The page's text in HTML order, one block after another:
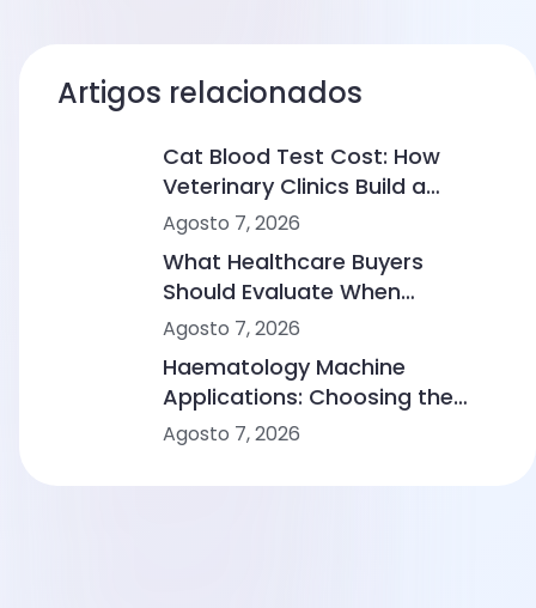
Artigos relacionados
Cat Blood Test Cost: How
Veterinary Clinics Build a
Sustainable Diagnostic Service
Agosto 7, 2026
What Healthcare Buyers
Should Evaluate When
Comparing Point-of-Care
Agosto 7, 2026
Haematology Machine
Applications: Choosing the
Right Solution From Small
Agosto 7, 2026